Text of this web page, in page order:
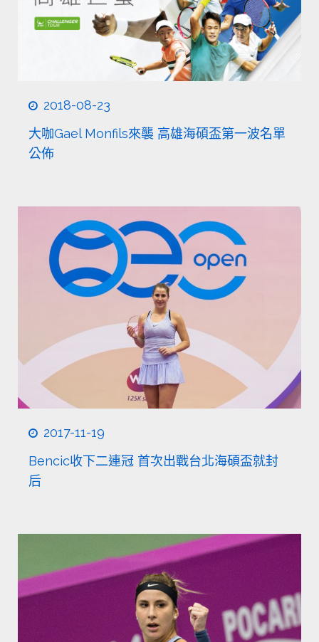
2018-08-23
大咖Gael Monfils來襲 高雄海碩盃第一波名單
公佈
2017-11-19
Bencic收下二連冠 首次出戰台北海碩盃就封
后